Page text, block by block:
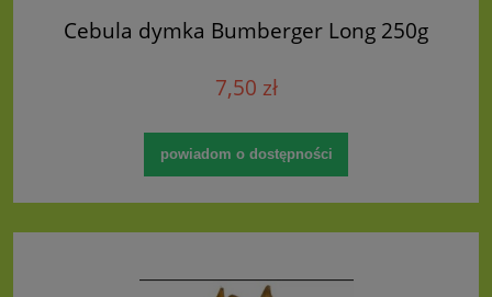
Cebula dymka Bumberger Long 250g
7,50 zł
powiadom o dostępności